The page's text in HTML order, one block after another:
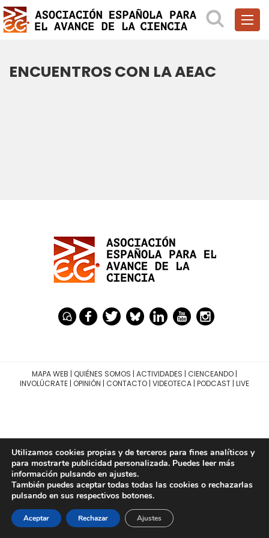
ENCUENTROS CON LA AEAC
MAPA WEB | QUIÉNES SOMOS | ACTIVIDADES | CIENCEANDO |
INVOLÚCRATE | OPINIÓN | CONTACTO | VIDEOTECA | PODCAST | LIVE
Utilizamos cookies propias y de terceros para fines analíticos y
para mostrarte publicidad personalizada. Puedes leer más
información pulsando en ajustes.
También puedes aceptar todas todas las cookies o rechazarlas
pulsando en sus respectivos botones.
Aceptar Rechazar Ajustes